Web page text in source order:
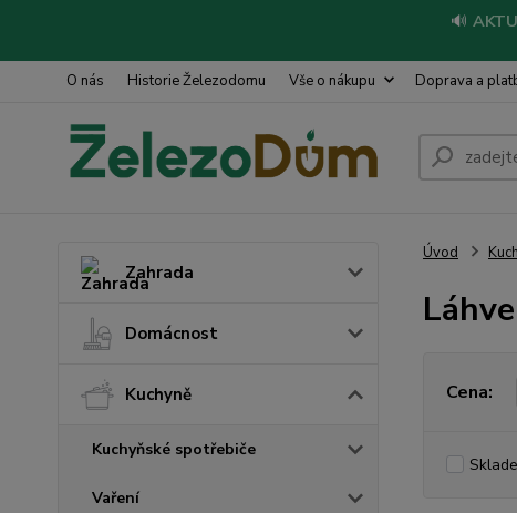
🔊
O nás Historie Železodomu Vše o nákupu Doprava a
Zahrada
Domácnost
Kuchyně
Kuchyňské spotřebiče
Vaření
Úvod
Cena: